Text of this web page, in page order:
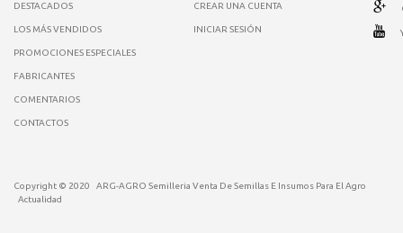
DESTACADOS
LOS MÁS VENDIDOS
PROMOCIONES ESPECIALES
FABRICANTES
COMENTARIOS
CONTACTOS
CREAR UNA CUENTA
INICIAR SESIÓN
Copyright © 2020
ARG-AGRO Semilleria Venta De Semillas E Insumos Para El Agro
Actualidad